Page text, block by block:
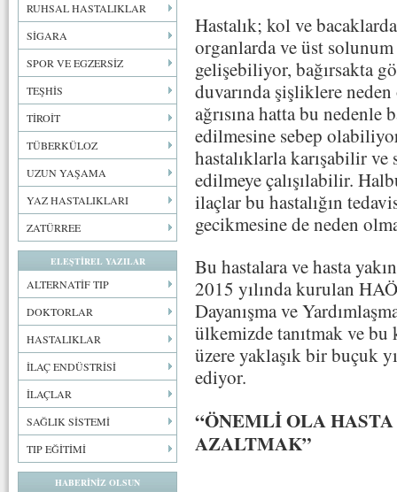
RUHSAL HASTALIKLAR
SİGARA
SPOR VE EGZERSİZ
TEŞHİS
TİROİT
TÜBERKÜLOZ
UZUN YAŞAMA
YAZ HASTALIKLARI
ZATÜRREE
ELEŞTİREL YAZILAR
ALTERNATİF TIP
DOKTORLAR
HASTALIKLAR
İLAÇ ENDÜSTRİSİ
İLAÇLAR
SAĞLIK SİSTEMİ
TIP EĞİTİMİ
HABERİNİZ OLSUN
Hastalık; kol ve
organlarda ve üst
gelişebiliyor, bağırsakta
duvarında şişliklere
ağrısına hatta bu nedenle
edilmesine sebep
hastalıklarla karışabilir
edilmeye çalışılabilir.
ilaçlar bu hastalığın
gecikmesine de neden
Bu hastalara ve hasta
2015 yılında kurulan
Dayanışma ve
ülkemizde tanıtmak ve
üzere yaklaşık bir buçuk
ediyor.
“ÖNEMLİ OLA
AZALTMAK”